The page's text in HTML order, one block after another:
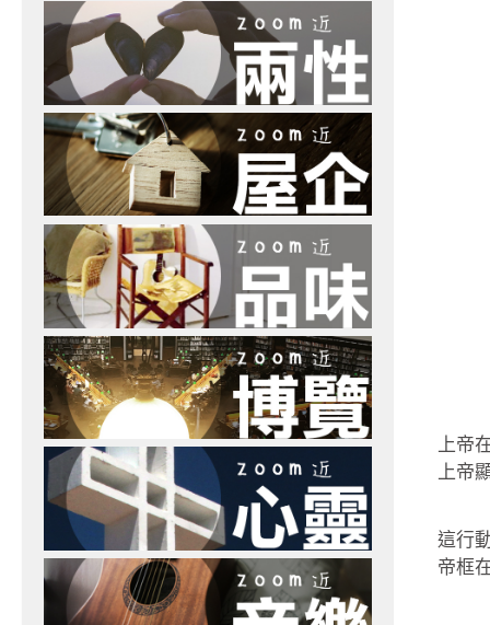
上帝
上帝
這行
帝框